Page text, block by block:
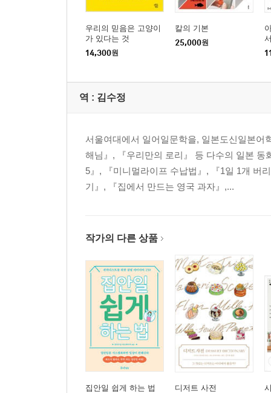
우리의 믿음은 고양이
가 있다는 것
14,300원
칼의 기본
25,000원
역 : 김수정
서울여대에서 일어일문학을, 일본도신일본
해님』, 『우리만의 로리』 등 다수의 일본
5』, 『미니멀라이프 수납법』, 『1일 1개 버
기』, 『집에서 만드는 영국 과자』,...
작가의 다른 상품
집안일 쉽게 하는 법 디저트 사전